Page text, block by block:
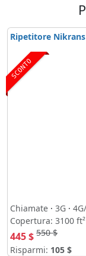
SCONTO
Chiamate · 3G ·
Copertura: 3100 ft²
445 $ 550 $
Risparmi: 105 $